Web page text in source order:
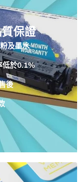
保證
及墨水
低於0.1%
後